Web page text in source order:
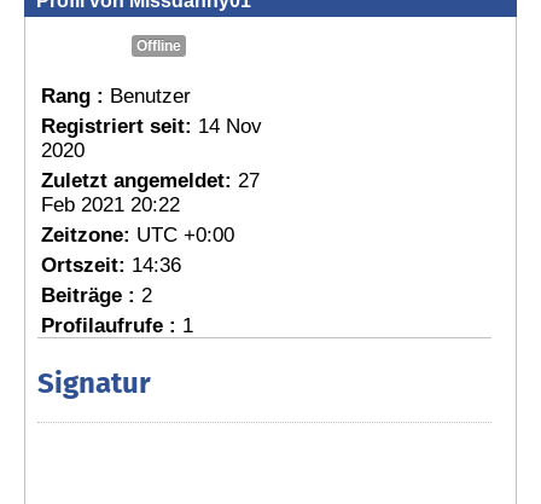
Offline
Rang : Benutzer
Registriert seit: 14 Nov
2020
Zuletzt angemeldet: 27
Feb 2021 20:22
Zeitzone: UTC +0:00
Ortszeit: 14:36
Beiträge : 2
Profilaufrufe : 1
Signatur